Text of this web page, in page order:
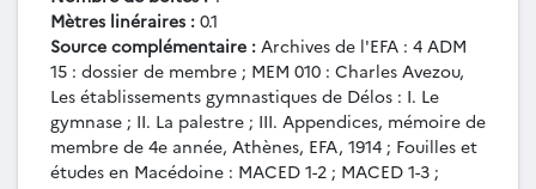
l'EFA à Ch. Avezou à propos de Salonique
(11 juillet 1912).
PCA-4-2-03 - Fiches bibliographiques
sur l'Italie et la Grèce du Nord.-
Telesphoros ?, Trejene ?, Néapolis,
Périnthe, Xanthos, Macédoine.
PCA-4-2-04 - Fiches bibliographiques
Mètres linéraires : 0.1
Source complémentaire : Archives de l'EFA : 4 ADM
15 : dossier de membre ; MEM 010 : Charles Avezou,
Les établissements gymnastiques de Délos : I. Le
gymnase ; II. La palestre ; III. Appendices, mémoire de
membre de 4e année, Athènes, EFA, 1914 ; Fouilles et
études en Macédoine : MACED 1-2 ; MACED 1-3 ;